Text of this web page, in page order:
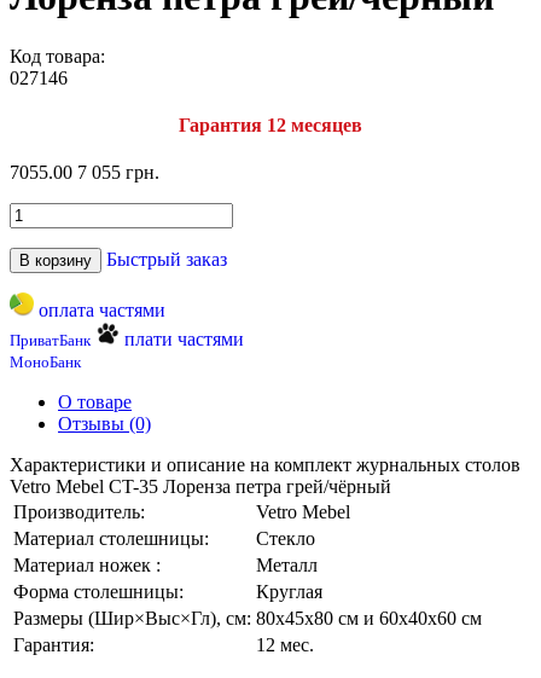
Код товара:
027146
Гарантия 12 месяцев
7055.00 7 055 грн.
В корзину Быстрый заказ
оплата частями
ПриватБанк плати частями
МоноБанк
О товаре
Отзывы (0)
Характеристики и описание на комплект журнальных столов
Vetro Mebel CT-35 Лоренза петра грей/чёрный
Производитель:
Vetro Mebel
Материал столешницы:
Стекло
Материал ножек :
Металл
Форма столешницы:
Круглая
Размеры (Шир×Выс×Гл), см: 80х45х80 см и 60х40х60 см
Гарантия:
12 мес.